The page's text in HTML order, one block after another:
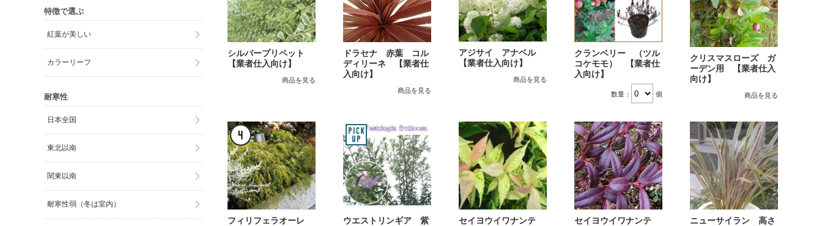
シルバープリペット
【業者仕入向け】
商品を見る
ドラセナ 赤葉 コル
ディリーネ 【業者仕
入向け】
商品を見る
アジサイ アナベル
【業者仕入向け】
商品を見る
クランベリー （ツル
コケモモ） 【業者仕
入向け】
数量： 個
クリスマスローズ ガ
ーデン用 【業者仕入
向け】
商品を見る
フィリフェラオーレ
ウエストリンギア 紫
セイヨウイワナンテ
セイヨウイワナンテ
ニューサイラン 高さ
特徴で選ぶ
紅葉が美しい
カラーリーフ
耐寒性
日本全国
東北以南
関東以南
耐寒性弱（冬は室内）